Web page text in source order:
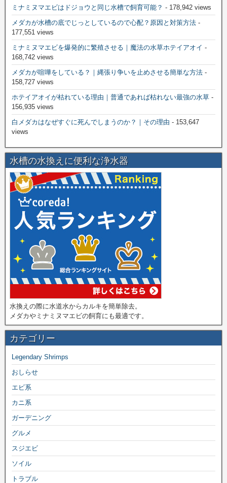
ミナミヌマエビはドジョウと同じ水槽で飼育可能？ - 178,942 views
メダカが水槽の底でじっとしているので心配？原因と対策方法 -
177,551 views
ミナミヌマエビを爆発的に繁殖させる｜魔法の水草ホテイアオイ -
168,742 views
メダカが喧嘩をしている？｜縄張り争いを止めさせる簡単な方法 -
158,727 views
ホテイアオイが枯れている理由｜普通であれば枯れない最強の水草 -
156,935 views
白メダカはなぜすぐに死んでしまうのか？｜その理由 - 153,647
views
水槽の水換えに便利な浄水器
水換えの際に水道水からカルキを簡単除去。
メダカやミナミヌマエビの飼育にも最適です。
カテゴリー
Legendary Shrimps
おしらせ
エビ系
カニ系
ガーデニング
グルメ
スジエビ
ソイル
トラブル